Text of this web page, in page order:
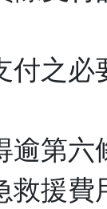
付之必
逾第六
救援費